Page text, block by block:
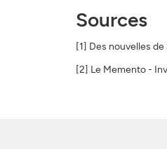
Sources
[1] Des nouvelles
[2] Le Memento -